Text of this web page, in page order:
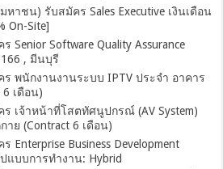
าชน) รับสมัคร Sales Executive เงินเดือน
On-Site]
Senior Software Quality Assurance
, มีนบุรี
ร พนักงานงานระบบ IPTV ประจำ อาคาร
6 เดือน)
ร เจ้าหน้าที่โสตทัศนูปกรณ์ (AV System)
าย (Contract 6 เดือน)
Enterprise Business Development
แบบการทำงาน: Hybrid